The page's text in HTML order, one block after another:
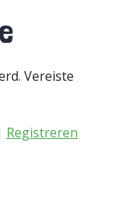
Vereiste
Registreren